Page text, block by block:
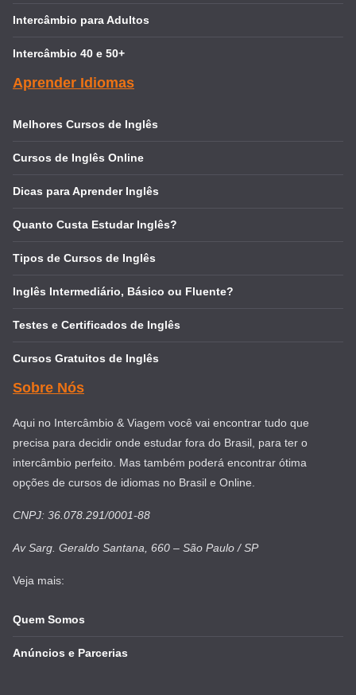
Intercâmbio para Adultos
Intercâmbio 40 e 50+
Aprender Idiomas
Melhores Cursos de Inglês
Cursos de Inglês Online
Dicas para Aprender Inglês
Quanto Custa Estudar Inglês?
Tipos de Cursos de Inglês
Inglês Intermediário, Básico ou Fluente?
Testes e Certificados de Inglês
Cursos Gratuitos de Inglês
Sobre Nós
Aqui no Intercâmbio & Viagem você vai encontrar tudo que
precisa para decidir onde estudar fora do Brasil, para ter o
intercâmbio perfeito. Mas também poderá encontrar ótima
opções de cursos de idiomas no Brasil e Online.
CNPJ: 36.078.291/0001-88
Av Sarg. Geraldo Santana, 660 – São Paulo / SP
Veja mais:
Quem Somos
Anúncios e Parcerias